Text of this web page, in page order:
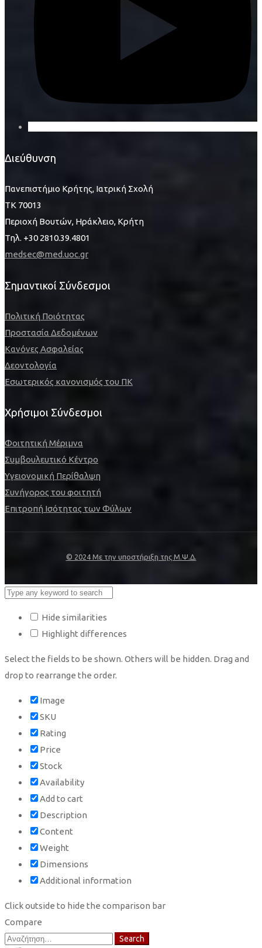
Διεύθυνση
Πανεπιστήμιο Κρήτης, Ιατρική Σχολή
ΤΚ 70013
Περιοχή Βουτών, Ηράκλειο, Κρήτη
Τηλ. +30 2810.39.4801
medsec@med.uoc.gr
Σημαντικοί Σύνδεσμοι
Πολιτική Ποιότητας
Προστασία Δεδομένων
Κανόνες Ασφαλείας
Δεοντολογία
Εσωτερικός κανονισμός του ΠΚ
Χρήσιμοι Σύνδεσμοι
Φοιτητική Μέριμνα
Συμβουλευτικό Κέντρο
Υγειονομική Περίθαλψη
Συνήγορος του φοιτητή
Επιτροπή Ισότητας των Φύλων
© 2024 Με την υποστήριξη της Μ.Ψ.Δ.
Hide similarities
Highlight differences
Select the fields to be shown. Others will be hidden. Drag and
drop to rearrange the order.
Image
SKU
Rating
Price
Stock
Availability
Add to cart
Description
Content
Weight
Dimensions
Additional information
Click outside to hide the comparison bar
Compare
Search
Search